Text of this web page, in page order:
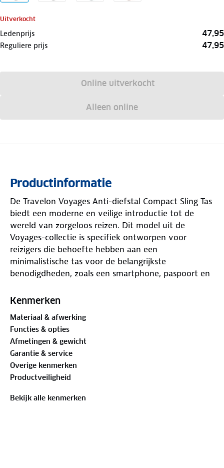
Uitverkocht
Ledenprijs 47,95
Reguliere prijs 47,95
Online uitverkocht
Alleen online
Productinformatie
De Travelon Voyages Anti-diefstal Compact Sling Tas
biedt een moderne en veilige introductie tot de
wereld van zorgeloos reizen. Dit model uit de
Voyages-collectie is specifiek ontworpen voor
reizigers die behoefte hebben aan een
minimalistische tas voor de belangrijkste
benodigdheden, zoals een smartphone, paspoort en
lichte gewicht draagt de tas zeer comfortabel op de
waterafstotend materiaal, biedt deze sling tas
maximale bescherming in een sportief ontwerp.
Productspecificaties:
Model: Voyages Compact Sling Tas
Kenmerken
Materiaal & afwerking
Functies & opties
Afmetingen & gewicht
Garantie & service
Overige kenmerken
Productveiligheid
Bekijk alle kenmerken